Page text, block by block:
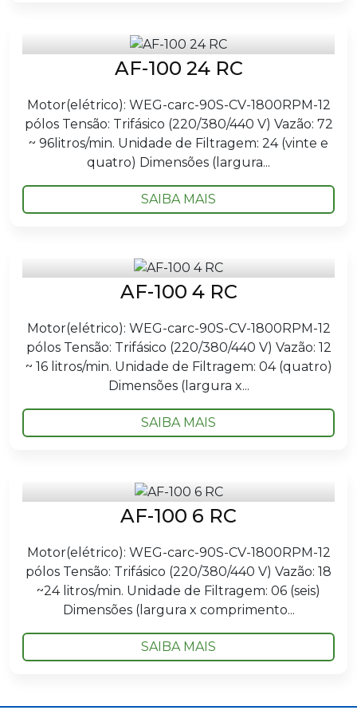
AF-100 24 RC
Motor(elétrico): WEG-carc-90S-CV-1800RPM-12
pólos Tensão: Trifásico (220/380/440 V) Vazão: 72
~ 96litros/min. Unidade de Filtragem: 24 (vinte e
quatro) Dimensões (largura...
SAIBA MAIS
AF-100 4 RC
Motor(elétrico): WEG-carc-90S-CV-1800RPM-12
pólos Tensão: Trifásico (220/380/440 V) Vazão: 12
~ 16 litros/min. Unidade de Filtragem: 04 (quatro)
Dimensões (largura x...
SAIBA MAIS
AF-100 6 RC
Motor(elétrico): WEG-carc-90S-CV-1800RPM-12
pólos Tensão: Trifásico (220/380/440 V) Vazão: 18
~24 litros/min. Unidade de Filtragem: 06 (seis)
Dimensões (largura x comprimento...
SAIBA MAIS